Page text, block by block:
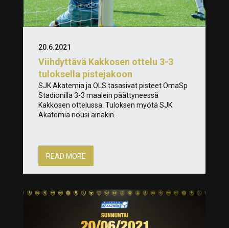
Viihdyttävä Kakkosen ottelu 3-3
tuloksella pistejakoon
20.6.2021
SJK Akatemia ja OLS tasasivat pisteet OmaSp
Stadionilla 3-3 maalein päättyneessä
Kakkosen ottelussa. Tuloksen myötä SJK
Akatemia nousi ainakin...
READ MORE